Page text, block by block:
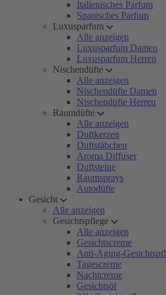
Italienisches Parfum
Spanisches Parfum
Luxusparfum
Alle anzeigen
Luxusparfum Damen
Luxusparfum Herren
Nischendüfte
Alle anzeigen
Nischendüfte Damen
Nischendüfte Herren
Raumdüfte
Alle anzeigen
Duftkerzen
Duftstäbchen
Aroma Diffuser
Duftsteine
Raumsprays
Autodüfte
Gesicht
Alle anzeigen
Gesichtspflege
Alle anzeigen
Gesichtscreme
Anti-Aging-
Tagescreme
Nachtcreme
Gesichtsöl